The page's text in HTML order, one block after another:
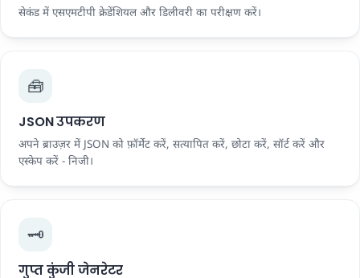
सेकंड में एसएमटीपी क्रेडेंशियल और डिलीवरी का परीक्षण करें।
🧰
JSON उपकरण
अपने ब्राउज़र में JSON को फ़ॉर्मेट करें, सत्यापित करें, छोटा करें, सॉर्ट करें और
एस्केप करें - निजी।
🗝️
गुप्त कुंजी जेनरेटर